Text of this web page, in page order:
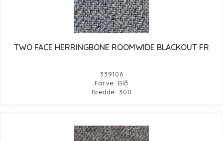
TWO FACE HERRINGBONE ROOMWIDE BLACKOUT FR
339106
Farve: Blå
Bredde: 300